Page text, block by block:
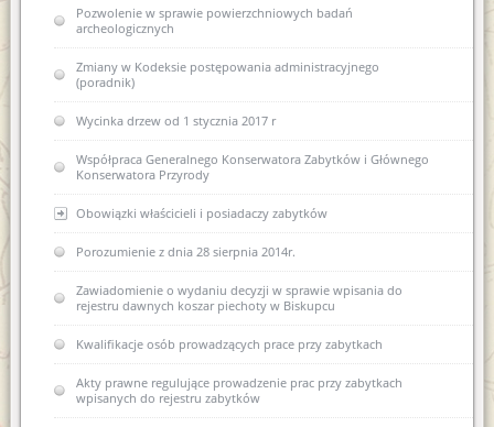
Statut prawny
Podstawa prawna
USTAWA o ochronie zabytków i opiece nad zabytkami (Dz.U.
2003 nr 162, poz. 1568)
USTAWA z dnia 16 kwietnia 2004 r o ochronie przyrody (Dz. U.
Nr 92, poz. 880)
USTAWA z dnia 27 marca 2003 r. o planowaniu i
zagospodarowaniu przestrzennym (Dz. U. z dnia 10 maja 2003
r.)
Rozporządzenie w sprawie oraganizacji wojewódzkich urzędów
ochrony zabytków (Dz.U. z 2004r. nr 75 poz 706)
USTAWA z dnia 29 stycznia 2004 r Prawo zamówień publicznych
(Dz. U. Nr 113, poz. 759 ze zm.)
USTAWA z dnia 7 lipca 1994 r. Prawo budowlane (Dz. U. Nr 89,
poz. 414 ze zm.)
Wykaz stanowisk WUOZ i kontakty
Elektroniczna Skrzynka Podawcza - składanie pism i wniosków
drogą elektroniczną
Kierownictwo jednostki
DEKLARACJA DOSTĘPNOŚCI
Pozwolenie w sprawie powierzchniowych badań
archeologicznych
Zmiany w Kodeksie postępowania administracyjnego
(poradnik)
Wycinka drzew od 1 stycznia 2017 r
Współpraca Generalnego Konserwatora Zabytków i Głównego
Konserwatora Przyrody
Obowiązki właścicieli i posiadaczy zabytków
Współczesne metody konserwacji budownictwa
zabytkowego - termomodernizacja
Porozumienie z dnia 28 sierpnia 2014r.
Zawiadomienie o wydaniu decyzji w sprawie wpisania do
rejestru dawnych koszar piechoty w Biskupcu
Kwalifikacje osób prowadzących prace przy zabytkach
Akty prawne regulujące prowadzenie prac przy zabytkach
wpisanych do rejestru zabytków